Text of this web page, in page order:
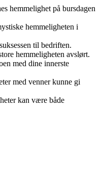
hemmelighet på bursdagen
hemmeligheten i
til bedriften.
hemmeligheten avslørt.
med dine innerste
med venner kunne gi
kan være både